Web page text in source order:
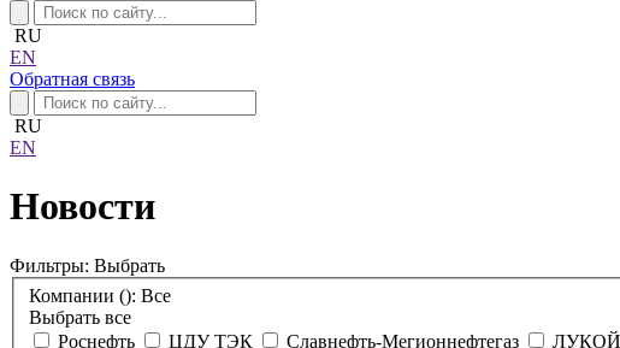
RU
EN
Обратная связь
RU
EN
Новости
Фильтры: Выбрать
Компании (): Все
Выбрать все
Роснефть
ЦДУ ТЭК Славнефть-Мегионнефтегаз